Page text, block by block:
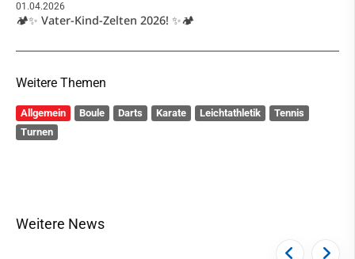
01.04.2026
🏕️✨ Vater-Kind-Zelten 2026! ✨🏕️
Weitere Themen
Allgemein Boule Darts Karate Leichtathletik
Tennis
Turnen
Weitere News